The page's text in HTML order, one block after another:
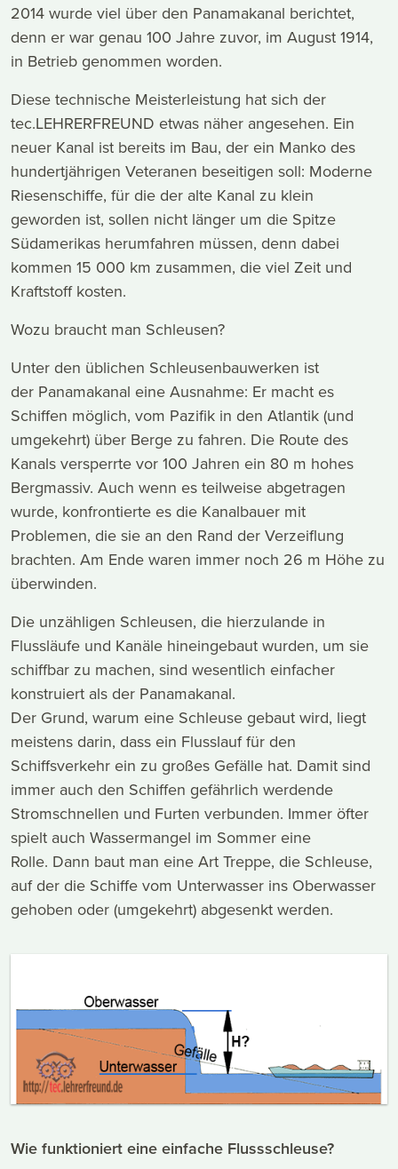
2014 wurde viel über den Panamakanal berichtet,
denn er war genau 100 Jahre zuvor, im August 1914,
in Betrieb genommen worden.
Diese technische Meisterleistung hat sich der
tec.LEHRERFREUND etwas näher angesehen. Ein
neuer Kanal ist bereits im Bau, der ein Manko des
hundertjährigen Veteranen beseitigen soll: Moderne
Riesenschiffe, für die der alte Kanal zu klein
geworden ist, sollen nicht länger um die Spitze
Südamerikas herumfahren müssen, denn dabei
kommen 15 000 km zusammen, die viel Zeit und
Kraftstoff kosten.
Wozu braucht man Schleusen?
Unter den üblichen Schleusenbauwerken ist
der Panamakanal eine Ausnahme: Er macht es
Schiffen möglich, vom Pazifik in den Atlantik (und
umgekehrt) über Berge zu fahren. Die Route des
Kanals versperrte vor 100 Jahren ein 80 m hohes
Bergmassiv. Auch wenn es teilweise abgetragen
wurde, konfrontierte es die Kanalbauer mit
Problemen, die sie an den Rand der Verzeiflung
brachten. Am Ende waren immer noch 26 m Höhe zu
überwinden.
Die unzähligen Schleusen, die hierzulande in
Flussläufe und Kanäle hineingebaut wurden, um sie
schiffbar zu machen, sind wesentlich einfacher
konstruiert als der Panamakanal.
Der Grund, warum eine Schleuse gebaut wird, liegt
meistens darin, dass ein Flusslauf für den
Schiffsverkehr ein zu großes Gefälle hat. Damit sind
immer auch den Schiffen gefährlich werdende
Stromschnellen und Furten verbunden. Immer öfter
spielt auch Wassermangel im Sommer eine
Rolle. Dann baut man eine Art Treppe, die Schleuse,
auf der die Schiffe vom Unterwasser ins Oberwasser
gehoben oder (umgekehrt) abgesenkt werden.
Wie funktioniert eine einfache Flussschleuse?